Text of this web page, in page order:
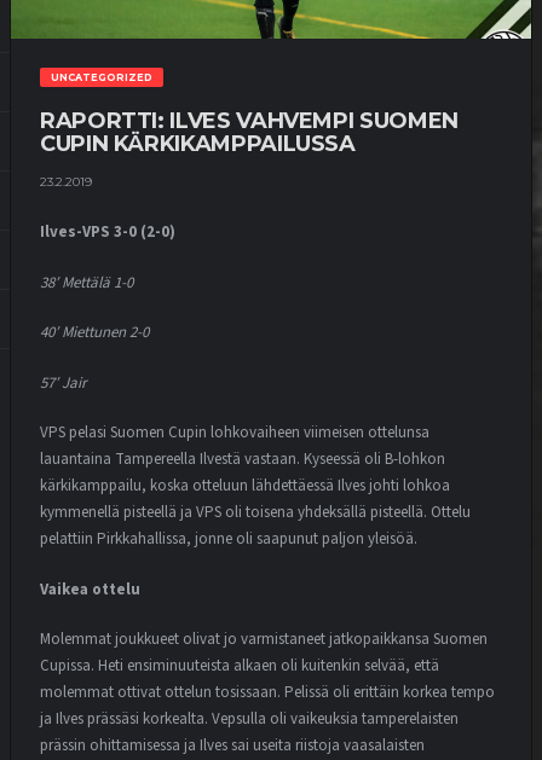
UNCATEGORIZED
RAPORTTI: ILVES VAHVEMPI SUOMEN
CUPIN KÄRKIKAMPPAILUSSA
23.2.2019
Ilves-VPS 3-0 (2-0)
38′ Mettälä 1-0
40′ Miettunen 2-0
57′ Jair
VPS pelasi Suomen Cupin lohkovaiheen viimeisen ottelunsa
lauantaina Tampereella Ilvestä vastaan. Kyseessä oli B-lohkon
kärkikamppailu, koska otteluun lähdettäessä Ilves johti lohkoa
kymmenellä pisteellä ja VPS oli toisena yhdeksällä pisteellä. Ottelu
pelattiin Pirkkahallissa, jonne oli saapunut paljon yleisöä.
Vaikea ottelu
Molemmat joukkueet olivat jo varmistaneet jatkopaikkansa Suomen
Cupissa. Heti ensiminuuteista alkaen oli kuitenkin selvää, että
molemmat ottivat ottelun tosissaan. Pelissä oli erittäin korkea tempo
ja Ilves prässäsi korkealta. Vepsulla oli vaikeuksia tamperelaisten
prässin ohittamisessa ja Ilves sai useita riistoja vaasalaisten